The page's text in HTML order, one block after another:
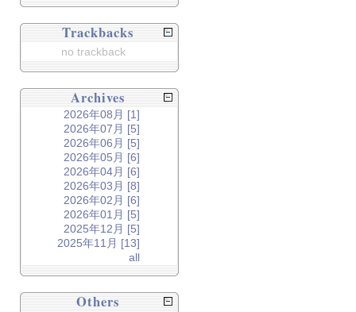
Trackbacks
no trackback
Archives
2026年08月 [1]
2026年07月 [5]
2026年06月 [5]
2026年05月 [6]
2026年04月 [6]
2026年03月 [8]
2026年02月 [6]
2026年01月 [5]
2025年12月 [5]
2025年11月 [13]
all
Others